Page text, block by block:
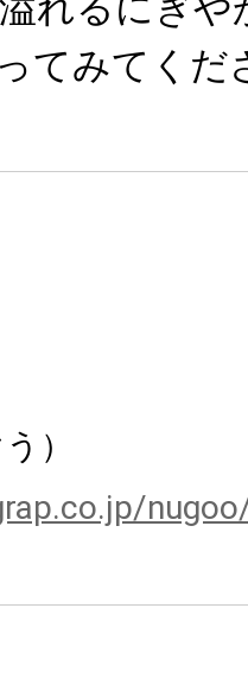
てみてくだ
）